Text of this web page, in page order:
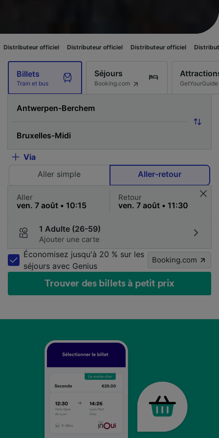
Distributeur officiel Distributeur officiel Distributeur officiel
Billets
Train et bus
Séjours
Booking.com GetYourGuide
Via
Aller simple
Aller-retour
Aller Retour
1 Adulte (26-59)
Ajouter une carte
Économisez jusqu'à 20 % sur les
séjours avec Genius
Booking.com
Trouver des billets à petit prix